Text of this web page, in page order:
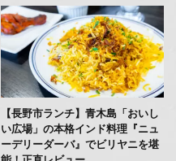
【長野市ランチ】青木島「おいし
い広場」の本格インド料理『ニュ
ーデリーダーバ』でビリヤニを堪